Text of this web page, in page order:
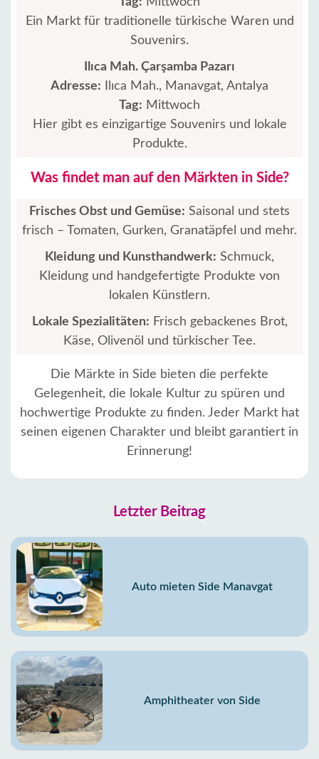
Ein Markt für traditionelle türkische Waren und
Souvenirs.
Ilıca Mah. Çarşamba Pazarı
Adresse: Ilıca Mah., Manavgat, Antalya
Tag: Mittwoch
Hier gibt es einzigartige Souvenirs und lokale
Produkte.
Was findet man auf den Märkten in Side?
Frisches Obst und Gemüse: Saisonal und stets
frisch – Tomaten, Gurken, Granatäpfel und mehr.
Kleidung und Kunsthandwerk: Schmuck,
Kleidung und handgefertigte Produkte von
lokalen Künstlern.
Lokale Spezialitäten: Frisch gebackenes Brot,
Käse, Olivenöl und türkischer Tee.
Die Märkte in Side bieten die perfekte
Gelegenheit, die lokale Kultur zu spüren und
hochwertige Produkte zu finden. Jeder Markt hat
seinen eigenen Charakter und bleibt garantiert in
Erinnerung!
Letzter Beitrag
Auto mieten Side Manavgat
Amphitheater von Side